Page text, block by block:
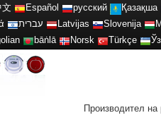
Español русский Қазақша
עברית Latvijas Slovenija
bāṅlā Norsk Türkçe
Производител на